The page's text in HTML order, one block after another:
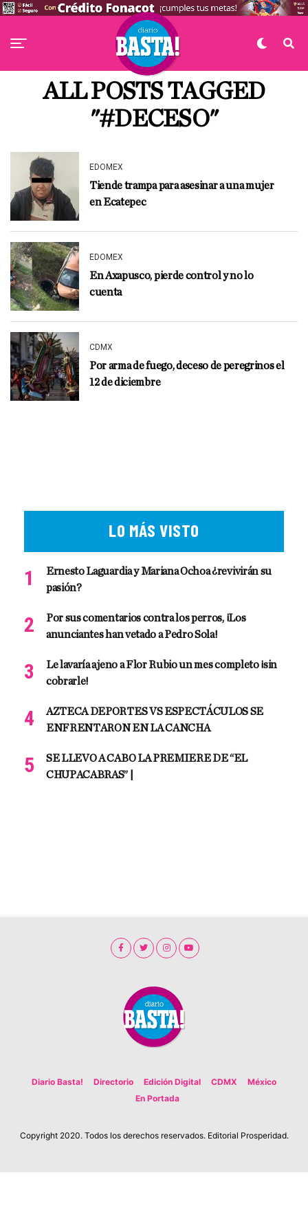
ALL POSTS TAGGED
"#DECESO"
EDOMEX
Tiende trampa para asesinar a una mujer
en Ecatepec
EDOMEX
En Axapusco, pierde control y no lo
cuenta
CDMX
Por arma de fuego, deceso de peregrinos el
12 de diciembre
LO MÁS VISTO
Ernesto Laguardia y Mariana Ochoa ¿revivirán su
pasión?
Por sus comentarios contra los perros, ¡Los
anunciantes han vetado a Pedro Sola!
Le lavaría ajeno a Flor Rubio un mes completo ¡sin
cobrarle!
AZTECA DEPORTES VS ESPECTÁCULOS SE
ENFRENTARON EN LA CANCHA
SE LLEVO A CABO LA PREMIERE DE “EL
CHUPACABRAS” |
Diario Basta! Directorio Edición Digital CDMX
México
En Portada
Copyright 2020. Todos los derechos reservados. Editorial Prosperidad.